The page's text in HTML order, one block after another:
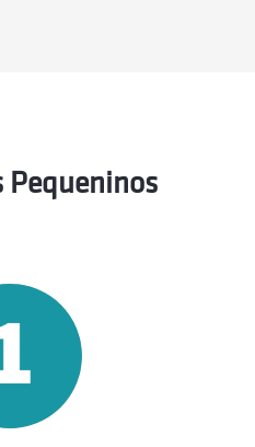
Pequeninos